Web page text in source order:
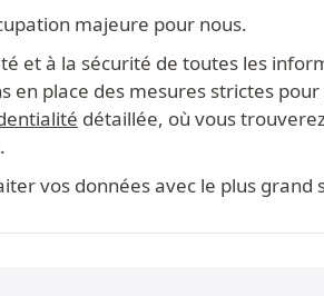
majeure pour nous.
et à la sécurité de toutes les
en place des mesures strictes
détaillée, où vous
vos données avec le plus grand